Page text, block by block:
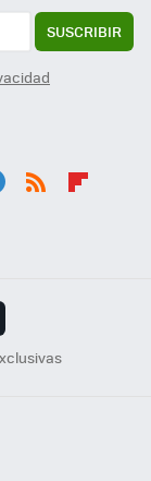
SUSCRIBIR